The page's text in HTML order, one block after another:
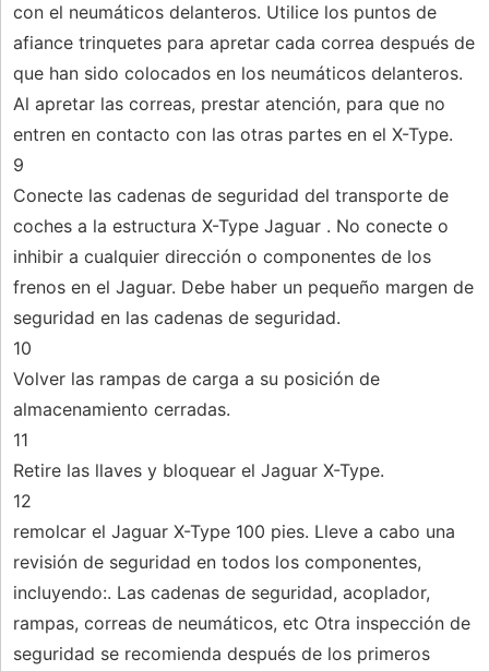
con el neumáticos delanteros. Utilice los puntos de
afiance trinquetes para apretar cada correa después de
que han sido colocados en los neumáticos delanteros.
Al apretar las correas, prestar atención, para que no
entren en contacto con las otras partes en el X-Type.
9
Conecte las cadenas de seguridad del transporte de
coches a la estructura X-Type Jaguar . No conecte o
inhibir a cualquier dirección o componentes de los
frenos en el Jaguar. Debe haber un pequeño margen de
seguridad en las cadenas de seguridad.
10
Volver las rampas de carga a su posición de
almacenamiento cerradas.
11
Retire las llaves y bloquear el Jaguar X-Type.
12
remolcar el Jaguar X-Type 100 pies. Lleve a cabo una
revisión de seguridad en todos los componentes,
incluyendo:. Las cadenas de seguridad, acoplador,
rampas, correas de neumáticos, etc Otra inspección de
seguridad se recomienda después de los primeros